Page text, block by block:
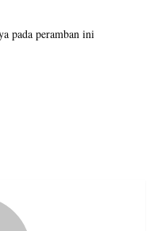
pada peramban ini